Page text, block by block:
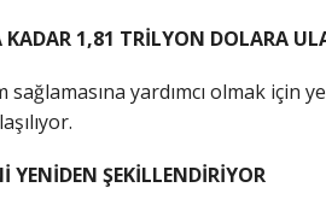
KADAR 1,81 TRİLYON DOLARA
sağlamasına yardımcı olmak
YENİDEN ŞEKİLLENDİRİYOR